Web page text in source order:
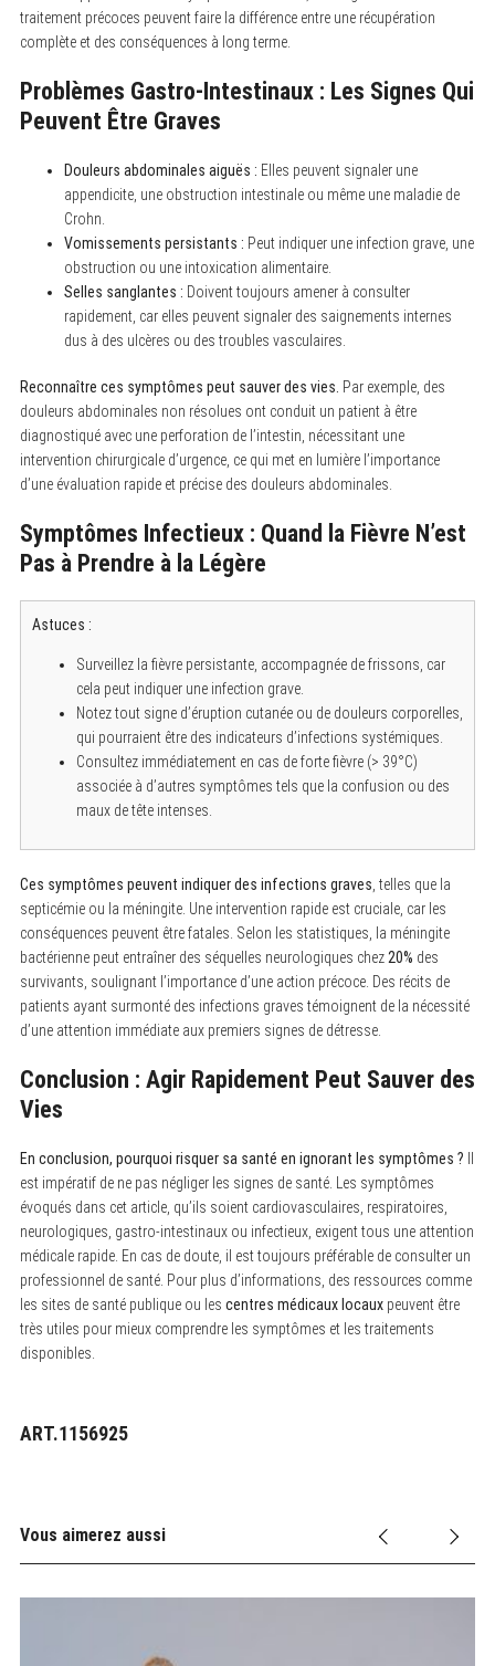
traitement précoces peuvent faire la différence entre une récupération
complète et des conséquences à long terme.
Problèmes Gastro-Intestinaux : Les Signes Qui
Peuvent Être Graves
Douleurs abdominales aiguës : Elles peuvent signaler une
appendicite, une obstruction intestinale ou même une maladie de
Crohn.
Vomissements persistants : Peut indiquer une infection grave, une
obstruction ou une intoxication alimentaire.
Selles sanglantes : Doivent toujours amener à consulter
rapidement, car elles peuvent signaler des saignements internes
dus à des ulcères ou des troubles vasculaires.
Reconnaître ces symptômes peut sauver des vies. Par exemple, des
douleurs abdominales non résolues ont conduit un patient à être
diagnostiqué avec une perforation de l’intestin, nécessitant une
intervention chirurgicale d’urgence, ce qui met en lumière l’importance
d’une évaluation rapide et précise des douleurs abdominales.
Symptômes Infectieux : Quand la Fièvre N’est
Pas à Prendre à la Légère
Astuces :
Surveillez la fièvre persistante, accompagnée de frissons, car
cela peut indiquer une infection grave.
Notez tout signe d’éruption cutanée ou de douleurs corporelles,
qui pourraient être des indicateurs d’infections systémiques.
Consultez immédiatement en cas de forte fièvre (> 39°C)
associée à d’autres symptômes tels que la confusion ou des
maux de tête intenses.
Ces symptômes peuvent indiquer des infections graves , telles que la
septicémie ou la méningite. Une intervention rapide est cruciale, car les
conséquences peuvent être fatales. Selon les statistiques, la méningite
bactérienne peut entraîner des séquelles neurologiques chez 20% des
survivants, soulignant l’importance d’une action précoce. Des récits de
patients ayant surmonté des infections graves témoignent de la nécessité
d’une attention immédiate aux premiers signes de détresse.
Conclusion : Agir Rapidement Peut Sauver des
Vies
En conclusion, pourquoi risquer sa santé en ignorant les symptômes ?
est impératif de ne pas négliger les signes de santé. Les symptômes
évoqués dans cet article, qu’ils soient cardiovasculaires, respiratoires,
neurologiques, gastro-intestinaux ou infectieux, exigent tous une attention
médicale rapide. En cas de doute, il est toujours préférable de consulter un
professionnel de santé. Pour plus d’informations, des ressources comme
les sites de santé publique ou les centres médicaux locauxpeuvent être
très utiles pour mieux comprendre les symptômes et les traitements
disponibles.
ART.1156925
Vous aimerez aussi